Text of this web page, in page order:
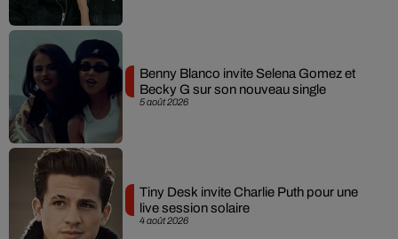
5 août 2026
Benny Blanco invite Selena Gomez et
Becky G sur son nouveau single
4 août 2026
Tiny Desk invite Charlie Puth pour une
live session solaire